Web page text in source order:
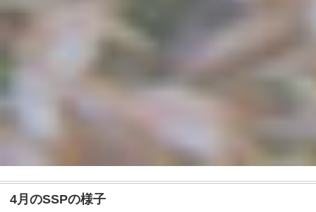
4月のSSPの様子